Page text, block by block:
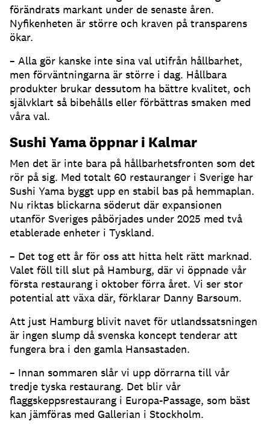
förändrats markant under de senaste åren.
Nyfikenheten är större och kraven på transparens
ökar.
– Alla gör kanske inte sina val utifrån hållbarhet,
men förväntningarna är större i dag. Hållbara
produkter brukar dessutom ha bättre kvalitet, och
självklart så bibehålls eller förbättras smaken med
våra val.
Sushi Yama öppnar i Kalmar
Men det är inte bara på hållbarhetsfronten som det
rör på sig. Med totalt 60 restauranger i Sverige har
Sushi Yama byggt upp en stabil bas på hemmaplan.
Nu riktas blickarna söderut där expansionen
utanför Sveriges påbörjades under 2025 med två
etablerade enheter i Tyskland.
– Det tog ett år för oss att hitta helt rätt marknad.
Valet föll till slut på Hamburg, där vi öppnade vår
första restaurang i oktober förra året. Vi ser stor
potential att växa där, förklarar Danny Barsoum.
Att just Hamburg blivit navet för utlandssatsningen
är ingen slump då svenska koncept tenderar att
fungera bra i den gamla Hansastaden.
– Innan sommaren slår vi upp dörrarna till vår
tredje tyska restaurang. Det blir vår
flaggskeppsrestaurang i Europa-Passage, som bäst
kan jämföras med Gallerian i Stockholm.